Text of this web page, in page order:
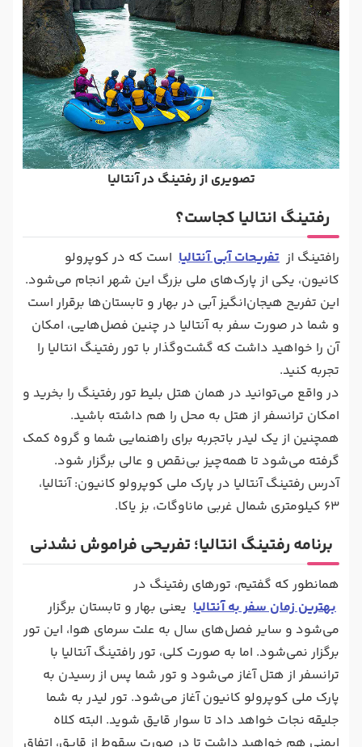
تصویری از رفتینگ در آنتالیا
رفتینگ انتالیا کجاست؟
رافتینگ از تفریحات آبی آنتالیا است که در کوپرولو
کانیون، یکی از پارک‌های ملی بزرگ این شهر انجام می‌شود.
این تفریح هیجان‌انگیز آبی در بهار و تابستان‌ها برقرار است
و شما در صورت سفر به آنتالیا در چنین فصل‌هایی، امکان
آن را خواهید داشت که گشت‌وگذار با تور رفتینگ انتالیا را
تجربه کنید.
در واقع می‌توانید در همان هتل بلیط تور رفتینگ را بخرید و
امکان ترانسفر از هتل به محل را هم داشته باشید.
همچنین از یک لیدر باتجربه برای راهنمایی شما و گروه کمک
گرفته می‌شود تا همه‌چیز بی‌نقص و عالی برگزار شود.
آدرس رفتینگ آنتالیا در پارک ملی کوپرولو کانیون: آنتالیا،
63 کیلومتری شمال غربی ماناوگات، بز یاکا.
برنامه رفتینگ انتالیا؛ تفریحی فراموش نشدنی
همانطور که گفتیم، تورهای رفتینگ در
بهترین زمان سفر به آنتالیا یعنی بهار و تابستان برگزار
می‌شود و سایر فصل‌های سال به علت سرمای هوا، این تور
برگزار نمی‌شود. اما به صورت کلی، تور رافتینگ آنتالیا با
ترانسفر از هتل آغاز می‌شود و تور شما پس از رسیدن به
پارک ملی کوپرولو کانیون آغاز می‌شود. تور لیدر به شما
جلیقه نجات خواهد داد تا سوار قایق شوید. البته کلاه